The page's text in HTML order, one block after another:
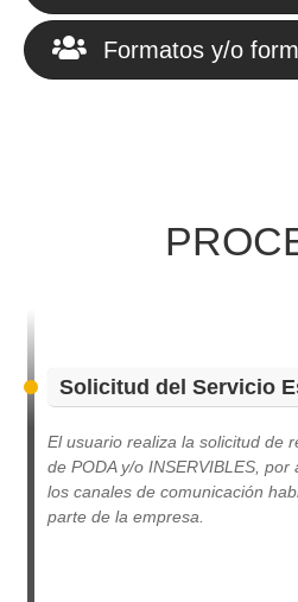
Formatos y/o
Solicitud del Servicio
El usuario realiza la solicitud de
de PODA y/o INSERVIBLES, por
los canales de comunicación
parte de la empresa.